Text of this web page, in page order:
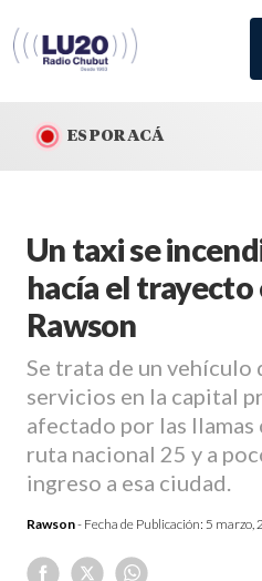
ES POR ACÁ
Un taxi se
hacía el
Rawson
Se trata de un vehículo
servicios en la capital
afectado por las
ruta nacional 25 y a
ingreso a esa ciudad.
Rawson- Fecha de Publicación: 5 marzo,